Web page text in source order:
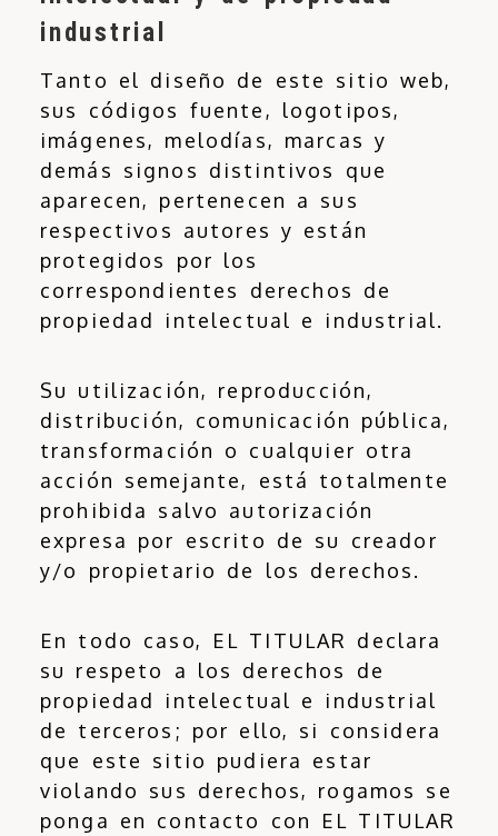
industrial
Tanto el diseño de este sitio web,
sus códigos fuente, logotipos,
imágenes, melodías, marcas y
demás signos distintivos que
aparecen, pertenecen a sus
respectivos autores y están
protegidos por los
correspondientes derechos de
propiedad intelectual e industrial.
Su utilización, reproducción,
distribución, comunicación pública,
transformación o cualquier otra
acción semejante, está totalmente
prohibida salvo autorización
expresa por escrito de su creador
y/o propietario de los derechos.
En todo caso, EL TITULAR declara
su respeto a los derechos de
propiedad intelectual e industrial
de terceros; por ello, si considera
que este sitio pudiera estar
violando sus derechos, rogamos se
ponga en contacto con EL TITULAR